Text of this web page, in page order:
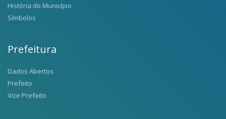
História do Município
Símbolos
Prefeitura
Dados Abertos
Prefeito
Vice Prefeito